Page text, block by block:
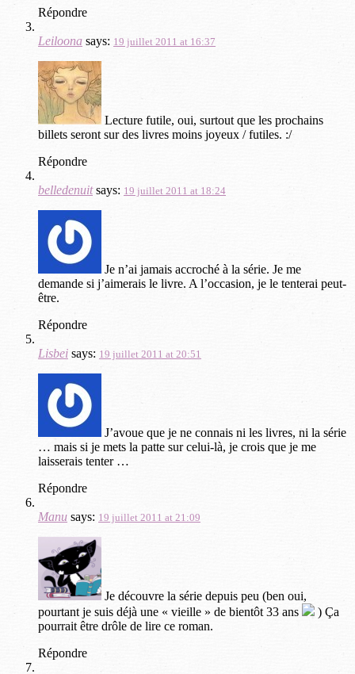
Répondre
Leiloona says: 19 juillet 2011 at 16:37
Lecture futile, oui, surtout que les prochains
billets seront sur des livres moins joyeux / futiles. :/
Répondre
belledenuit says: 19 juillet 2011 at 18:24
Je n’ai jamais accroché à la série. Je me
demande si j’aimerais le livre. A l’occasion, je le tenterai peut-
être.
Répondre
Lisbei says: 19 juillet 2011 at 20:51
J’avoue que je ne connais ni les livres, ni la série
… mais si je mets la patte sur celui-là, je crois que je me
laisserais tenter …
Répondre
Manu says: 19 juillet 2011 at 21:09
Je découvre la série depuis peu (ben oui,
pourtant je suis déjà une « vieille » de bientôt 33 ans
) Ça
pourrait être drôle de lire ce roman.
Répondre